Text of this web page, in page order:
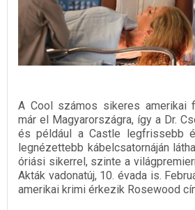
A Cool számos sikeres amerikai
már el Magyarországra, így a Dr.
és például a Castle legfrissebb
legnézettebb kábelcsatornáján
óriási sikerrel, szinte a
Akták vadonatúj, 10. évada is.
amerikai krimi érkezik Rosewood